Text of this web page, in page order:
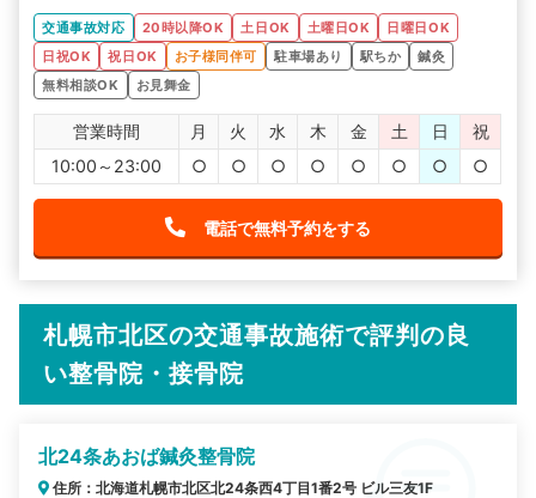
交通事故対応 20時以降OK 土日OK 土曜日OK
日曜日OK
日祝OK
祝日OK お子様同伴可 駐車場あり 駅ちか
鍼灸
無料相談OK
お見舞金
営業時間 月 火 水 木 金 土 日
祝
10:00～23:00
○ ○ ○ ○ ○ ○ ○ ○
電話で無料予約をする
札幌市北区の交通事故施術で評判の良
い整骨院・接骨院
北24条あおば鍼灸整骨院
住所：北海道札幌市北区北24条西4丁目1番2号 ビル三友1F